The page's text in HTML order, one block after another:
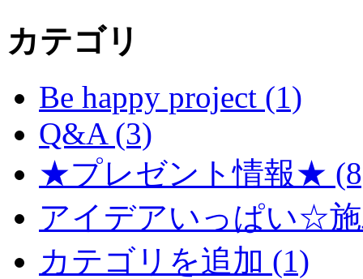
カテゴリ
Be happy project (1)
Q&A (3)
★プレゼント情報★
アイデアいっぱい☆
カテゴリを追加 (1)